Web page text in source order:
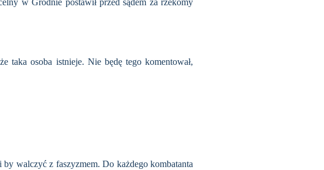
w Grodnie postawił przed sądem za rzekomy
taka osoba istnieje. Nie będę tego komentował,
walczyć z faszyzmem. Do każdego kombatanta